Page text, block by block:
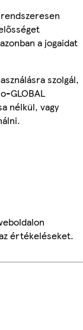
a jogaidat
szolgál,
GLOBAL
nélkül, vagy
értékeléseket.